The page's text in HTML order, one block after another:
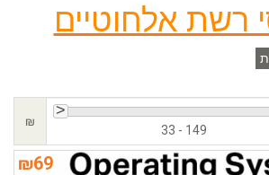
רשת אלחוטיים
33 - 149
₪
₪69